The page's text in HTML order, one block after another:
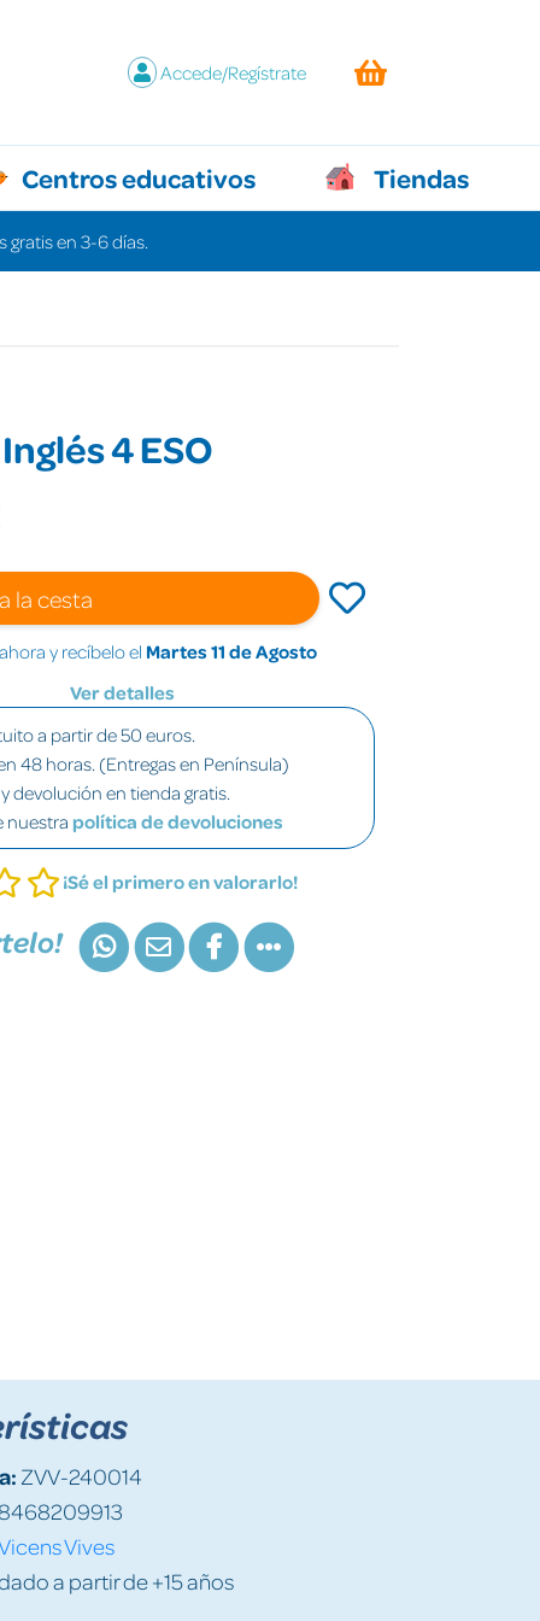
Accede/Regístrate
Centros educativos Tiendas
gratis en 3-6 días.
4 ESO
la cesta
y recíbelo el Martes 11 de Agosto
Ver detalles
a partir de 50 euros.
48 horas. (Entregas en Península)
devolución en tienda gratis.
nuestra política de devoluciones
¡Sé el primero en valorarlo!
ZVV-240014
Vives
a partir de +15 años